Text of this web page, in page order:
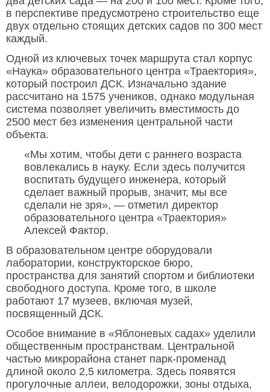
в перспективе предусмотрено строительство еще
двух отдельно стоящих детских садов по 300 мест
каждый.
Одной из ключевых точек маршрута стал корпус
«Наука» образовательного центра «Траектория»,
который построил ДСК. Изначально здание
рассчитано на 1575 учеников, однако модульная
система позволяет увеличить вместимость до
2500 мест без изменения центральной части
объекта.
«Мы хотим, чтобы дети с раннего возраста
вовлекались в науку. Если здесь получится
воспитать будущего инженера, который
сделает важный прорыв, значит, мы все
сделали не зря», — отметил директор
образовательного центра «Траектория»
Алексей Фактор.
В образовательном центре оборудовали
лаборатории, конструкторское бюро,
пространства для занятий спортом и библиотеки
свободного доступа. Кроме того, в школе
работают 17 музеев, включая музей,
посвященный ДСК.
Особое внимание в «Яблоневых садах» уделили
общественным пространствам. Центральной
частью микрорайона станет парк-променад
длиной около 2,5 километра. Здесь появятся
прогулочные аллеи, велодорожки, зоны отдыха,